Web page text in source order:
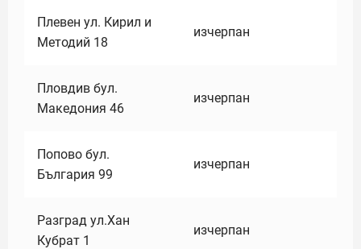
Плевен ул. Кирил и
Методий 18
изчерпан
Пловдив бул.
Македония 46
изчерпан
Попово бул.
България 99
изчерпан
Разград ул.Хан
Кубрат 1
изчерпан